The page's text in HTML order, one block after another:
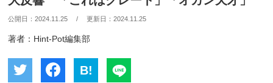
公開日：2024.11.25 / 更新日：2024.11.25
著者：Hint-Pot編集部
B!